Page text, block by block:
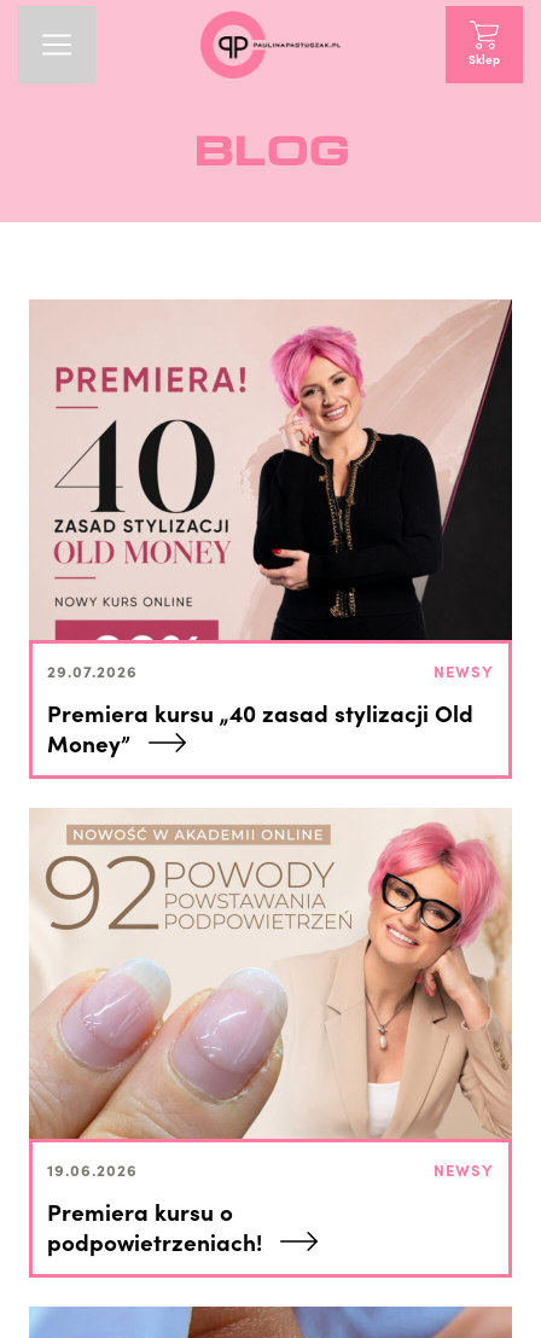
Sklep
BLOG
29.07.2026 NEWSY
Premiera kursu „40 zasad stylizacji Old
Money”
19.06.2026 NEWSY
Premiera kursu o
podpowietrzeniach!